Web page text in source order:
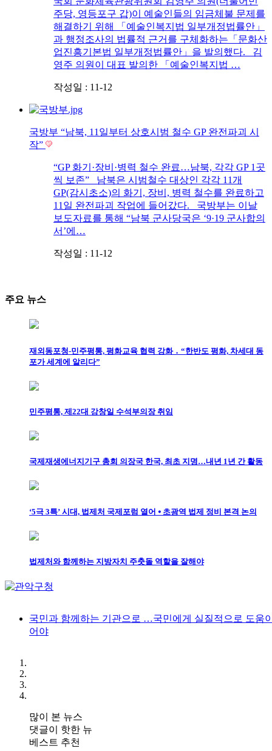
주당, 영등포구 갑)이 예술인들의 임금체불 문제를
해결하기 위해 「예술인복지법 일부개정법률안」
과 행정조사의 법률적 근거를 구체화하는「문화산
업진흥기본법 일부개정법률안」을 발의했다. 김
영주 의원이 대표 발의한 「예술인복지법 …
작성일 : 11-12
국방부 “남북, 11일부터 상호시범 철수 GP 완전파괴 시
작”
“GP 화기·장비·병력 철수 완료…남북, 각각 GP 1곳
씩 보존” 남북은 시범철수 대상인 각각 11개
GP(감시초소)의 화기, 장비, 병력 철수를 완료하고
11일 완전파괴 작업에 들어갔다. 국방부는 이날
보도자료를 통해 “남북 군사당국은 ‘9·19 군사합의
서’에…
작성일 : 11-12
주요 뉴스
재외동포청-민주평통, 평화교육 협력 강화 ․ “한반도 평화, 차세대 동
포가 세계에 알리다”
민주평통, 제22대 강창일 수석부의장 취임
국제재생에너지기구 총회 의장국 한국, 최초 지명…내년 1년 간 활동
‘5극 3특’ 시대, 법제처 국제포럼 열어 ⦁ 초광역 법제 정비 본격 논의
법제처와 함께하는 지방자치 주춧돌 역할을 잘해야
국민과 함께하는 기관으로 …국민에게 실질적으로 도움
어야
많이 본 뉴스
댓글이 핫한 뉴
베스트 추천